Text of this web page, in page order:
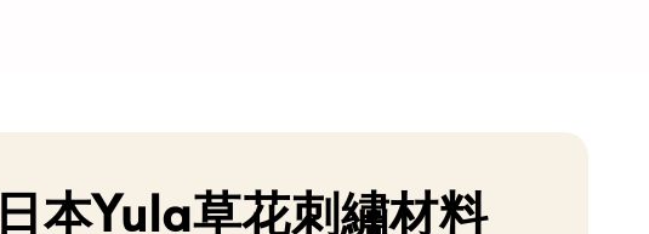
日本Yula草花刺繡材料